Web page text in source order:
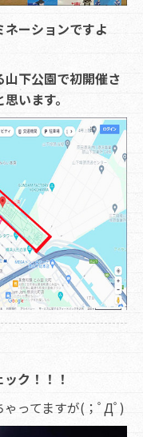
ーションですよ
下公園で初開催さ
います。
ク！！！
ってますが(；ﾟДﾟ)